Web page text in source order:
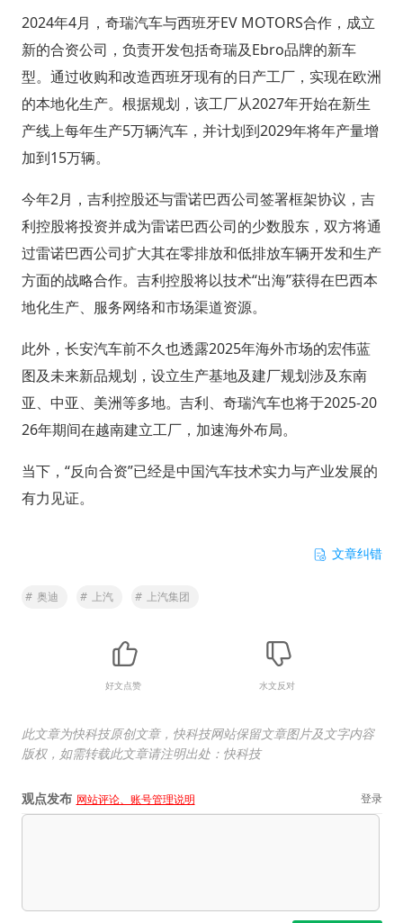
2024年4月，奇瑞汽车与西班牙EV MOTORS合作，成立
新的合资公司，负责开发包括奇瑞及Ebro品牌的新车
型。通过收购和改造西班牙现有的日产工厂，实现在欧洲
的本地化生产。根据规划，该工厂从2027年开始在新生
产线上每年生产5万辆汽车，并计划到2029年将年产量增
加到15万辆。
今年2月，吉利控股还与雷诺巴西公司签署框架协议，吉
利控股将投资并成为雷诺巴西公司的少数股东，双方将通
过雷诺巴西公司扩大其在零排放和低排放车辆开发和生产
方面的战略合作。吉利控股将以技术“出海”获得在巴西本
地化生产、服务网络和市场渠道资源。
此外，长安汽车前不久也透露2025年海外市场的宏伟蓝
图及未来新品规划，设立生产基地及建厂规划涉及东南
亚、中亚、美洲等多地。吉利、奇瑞汽车也将于2025-20
26年期间在越南建立工厂，加速海外布局。
当下，“反向合资”已经是中国汽车技术实力与产业发展的
有力见证。
文章纠错
# 奥迪 # 上汽 # 上汽集团
好文点赞 水文反对
此文章为快科技原创文章，快科技网站保留文章图片及文字内容
版权，如需转载此文章请注明出处：快科技
观点发布 网站评论、账号管理说明 登录